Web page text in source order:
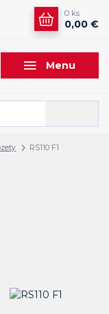
Menu
0 ks
0,00 €
RS110 F1